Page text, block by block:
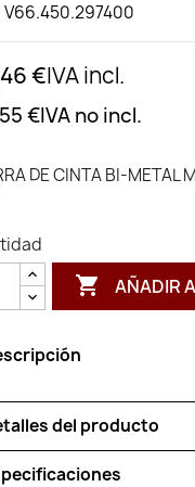
V66.450.297400
€IVA incl.
€IVA no incl.
DE CINTA BI-METAL
 AÑADIR
del producto